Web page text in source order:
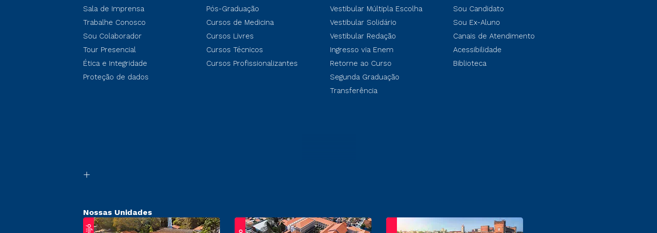
Sala de Imprensa
Trabalhe Conosco
Sou Colaborador
Tour Presencial
Ética e Integridade
Proteção de dados
Pós-Graduação
Cursos de Medicina
Cursos Livres
Cursos Técnicos
Cursos Profissionalizantes
Vestibular Múltipla Escolha
Vestibular Solidário
Vestibular Redação
Ingresso via Enem
Retorne ao Curso
Segunda Graduação
Transferência
Sou Candidato
Sou Ex-Aluno
Canais de Atendimento
Acessibilidade
Biblioteca
Nossas Unidades